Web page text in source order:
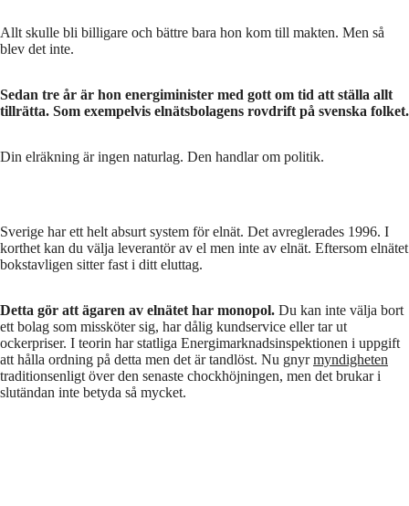
Allt skulle bli billigare och bättre bara hon kom till makten. Men så
blev det inte.
Sedan tre år är hon energiminister med gott om tid att ställa allt
tillrätta. Som exempelvis elnätsbolagens rovdrift på svenska folket.
Din elräkning är ingen naturlag. Den handlar om politik.
Kan Henrik Jönssons nya tv-satsning
påverka valet?
Sverige har ett helt absurt system för elnät. Det avreglerades 1996. I
korthet kan du välja leverantör av el men inte av elnät. Eftersom elnätet
bokstavligen sitter fast i ditt eluttag.
Detta gör att ägaren av elnätet har monopol. Du kan inte välja bort
ett bolag som missköter sig, har dålig kundservice eller tar ut
ockerpriser. I teorin har statliga Energimarknadsinspektionen i uppgift
att hålla ordning på detta men det är tandlöst. Nu gnyrmyndigheten
traditionsenligt över den senaste chockhöjningen, men det brukar i
slutändan inte betyda så mycket.